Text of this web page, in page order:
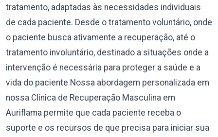
tratamento, adaptadas às necessidades individuais
de cada paciente. Desde o tratamento voluntário, onde
o paciente busca ativamente a recuperação, até o
tratamento involuntário, destinado a situações onde a
intervenção é necessária para proteger a saúde e a
vida do paciente.Nossa abordagem personalizada em
nossa Clínica de Recuperação Masculina em
Auriflama permite que cada paciente receba o
suporte e os recursos de que precisa para iniciar sua